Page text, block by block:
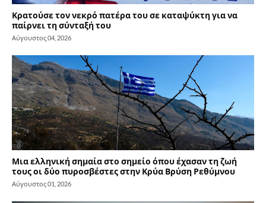
Κρατούσε τον νεκρό πατέρα του σε καταψύκτη για να
παίρνει τη σύνταξή του
Αύγουστος 04, 2026
Μια ελληνική σημαία στο σημείο όπου έχασαν τη ζωή
τους οι δύο πυροσβέστες στην Κρύα Βρύση Ρεθύμνου
Αύγουστος 01, 2026